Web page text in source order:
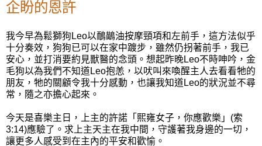
企盼的恩許
我今早為鬆獅狗Leo以鴯鶓油按摩頸項和左前手，這方法似乎
十分奏效，狗狗已可以在家中踱步，雖然仍拐著前手，我已
安心，並打消要約見獸醫的念頭。想起昨晚Leo不時呻吟，金
毛狗以為我們不知道Leo抱恙，以吠叫來喚醒主人去看看牠的
朋友，牠的關顧令我十分感動，也讓我知道Leo的狀況並不尋
常，隨之亦擔心起來。
今天是喜樂主日，上主的許諾「熙雍女子，你應歡樂」(索
3:14)應驗了。求上主天主在我中間，守護著我身邊的一切，
讓更多人感受到在主內的平安和歡愉。